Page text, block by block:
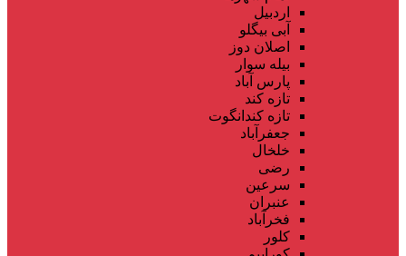
اردبیل
آبی بیگلو
اصلان دوز
بیله سوار
پارس آباد
تازه کند
تازه کندانگوت
جعفرآباد
خلخال
رضی
سرعین
عنبران
فخرآباد
کلور